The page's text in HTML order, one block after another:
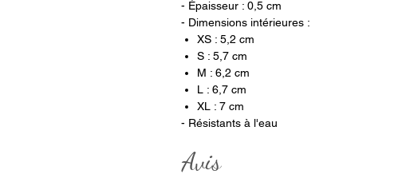
- Épaisseur : 0,5 cm
- Dimensions intérieures :
XS : 5,2 cm
S : 5,7 cm
M : 6,2 cm
L : 6,7 cm
XL : 7 cm
- Résistants à l'eau
Avis